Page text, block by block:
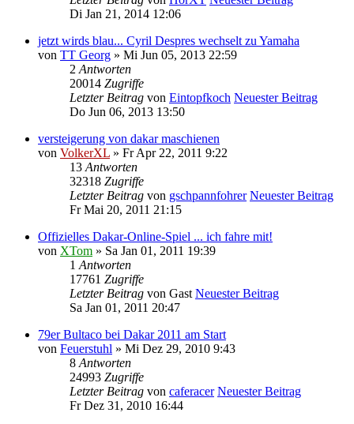
Di Jan 21, 2014 12:06
jetzt wirds blau... Cyril Despres wechselt zu Yamaha
von TT Georg » Mi Jun 05, 2013 22:59
2 Antworten
20014 Zugriffe
Letzter Beitrag von Eintopfkoch Neuester Beitrag
Do Jun 06, 2013 13:50
versteigerung von dakar maschienen
von VolkerXL » Fr Apr 22, 2011 9:22
13 Antworten
32318 Zugriffe
Letzter Beitrag von gschpannfohrer Neuester Beitrag
Fr Mai 20, 2011 21:15
Offizielles Dakar-Online-Spiel ... ich fahre mit!
von XTom » Sa Jan 01, 2011 19:39
1 Antworten
17761 Zugriffe
Letzter Beitrag von Gast Neuester Beitrag
Sa Jan 01, 2011 20:47
79er Bultaco bei Dakar 2011 am Start
von Feuerstuhl » Mi Dez 29, 2010 9:43
8 Antworten
24993 Zugriffe
Letzter Beitrag von caferacer Neuester Beitrag
Fr Dez 31, 2010 16:44